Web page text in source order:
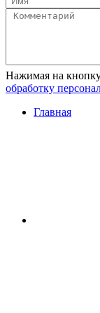
Нажимая на
обработку
Главная